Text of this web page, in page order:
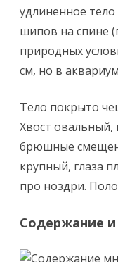
удлиненное тело
шипов на спине
природных
см, но в
Тело покрыто
Хвост
брюшные
крупный, глаза
про ноздри.
Содержание и